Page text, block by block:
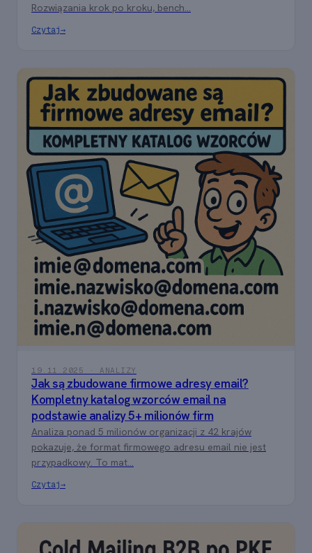
Rozwiązania krok po kroku, bench...
Czytaj→
19.11.2025 · ANALIZY
Jak są zbudowane firmowe adresy email?
Kompletny katalog wzorców email na
podstawie analizy 5+ milionów firm
Analiza ponad 5 milionów organizacji z 42 krajów
pokazuje, że format firmowego adresu email nie jest
przypadkowy. To mat...
Czytaj→